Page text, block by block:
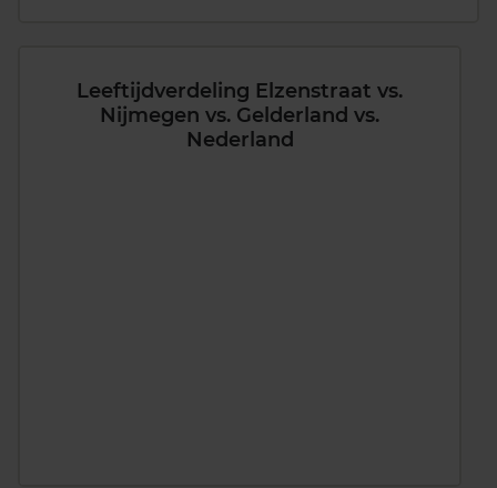
Leeftijdverdeling Elzenstraat vs.
Nijmegen vs. Gelderland vs.
Nederland